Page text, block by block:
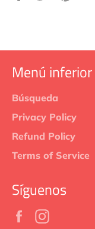
Menú inferior
Búsqueda
Privacy Policy
Refund Policy
Terms of Service
Síguenos
Facebook